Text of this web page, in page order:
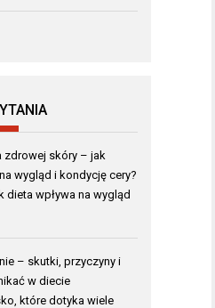
zdrowej skóry – jak
wygląd i kondycję cery?
dieta wpływa na wygląd
– skutki, przyczyny i
w diecie
które dotyka wiele